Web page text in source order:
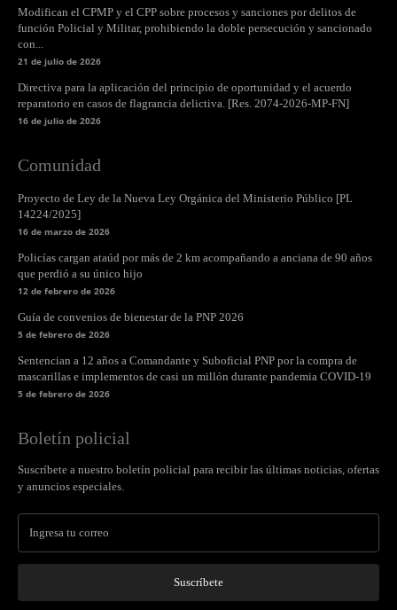
Modifican el CPMP y el CPP sobre procesos y sanciones por delitos de
función Policial y Militar, prohibiendo la doble persecución y sancionado
con...
21 de julio de 2026
Directiva para la aplicación del principio de oportunidad y el acuerdo
reparatorio en casos de flagrancia delictiva. [Res. 2074-2026-MP-FN]
16 de julio de 2026
Comunidad
Proyecto de Ley de la Nueva Ley Orgánica del Ministerio Público [PL
14224/2025]
16 de marzo de 2026
Policías cargan ataúd por más de 2 km acompañando a anciana de 90 años
que perdió a su único hijo
12 de febrero de 2026
Guía de convenios de bienestar de la PNP 2026
5 de febrero de 2026
Sentencian a 12 años a Comandante y Suboficial PNP por la compra de
mascarillas e implementos de casi un millón durante pandemia COVID-19
5 de febrero de 2026
Boletín policial
Suscríbete a nuestro boletín policial para recibir las últimas noticias, ofertas
y anuncios especiales.
Suscríbete